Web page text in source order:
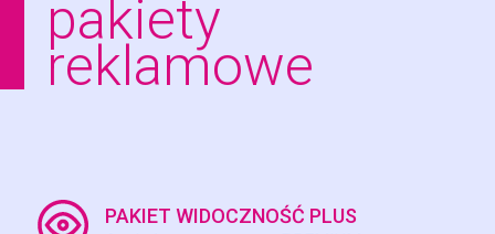
pakiety
reklamowe
PAKIET WIDOCZNOŚĆ PLUS